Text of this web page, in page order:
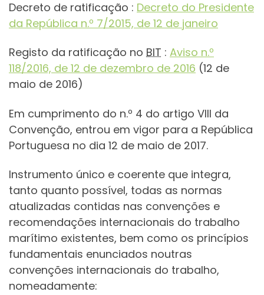
Decreto de ratificação : Decreto do Presidente
da República n.º 7/2015, de 12 de janeiro
Registo da ratificação no BIT : Aviso n.º
118/2016, de 12 de dezembro de 2016 (12 de
maio de 2016)
Em cumprimento do n.º 4 do artigo VIII da
Convenção, entrou em vigor para a República
Portuguesa no dia 12 de maio de 2017.
Instrumento único e coerente que integra,
tanto quanto possível, todas as normas
atualizadas contidas nas convenções e
recomendações internacionais do trabalho
marítimo existentes, bem como os princípios
fundamentais enunciados noutras
convenções internacionais do trabalho,
nomeadamente: